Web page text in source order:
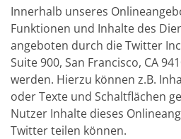
Innerhalb unseres
Funktionen und Inhalte des
angeboten durch die Twitter
Suite 900, San Francisco, CA
werden. Hierzu können z.B.
oder Texte und Schaltflächen
Nutzer Inhalte dieses
Twitter teilen können.